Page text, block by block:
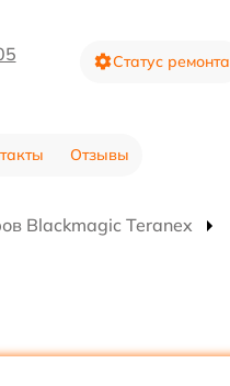
Статус ремонта
Отзывы
Blackmagic Teranex